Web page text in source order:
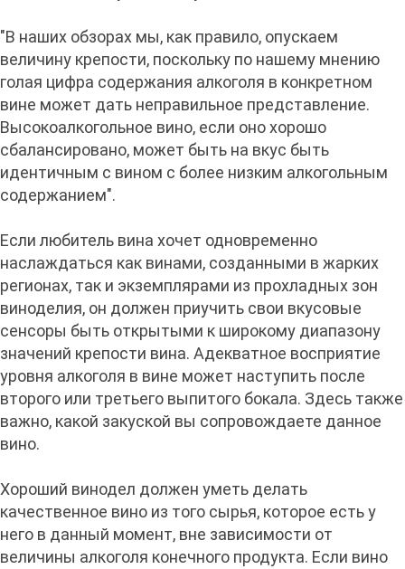
"В наших обзорах мы, как правило, опускаем
величину крепости, поскольку по нашему мнению
голая цифра содержания алкоголя в конкретном
вине может дать неправильное представление.
Высокоалкогольное вино, если оно хорошо
сбалансировано, может быть на вкус быть
идентичным с вином с более низким алкогольным
содержанием".
Если любитель вина хочет одновременно
наслаждаться как винами, созданными в жарких
регионах, так и экземплярами из прохладных зон
виноделия, он должен приучить свои вкусовые
сенсоры быть открытыми к широкому диапазону
значений крепости вина. Адекватное восприятие
уровня алкоголя в вине может наступить после
второго или третьего выпитого бокала. Здесь также
важно, какой закуской вы сопровождаете данное
вино.
Хороший винодел должен уметь делать
качественное вино из того сырья, которое есть у
него в данный момент, вне зависимости от
величины алкоголя конечного продукта. Если вино